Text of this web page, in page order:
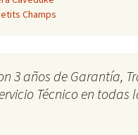
Champs
3 años de Garantía,
Técnico en todas